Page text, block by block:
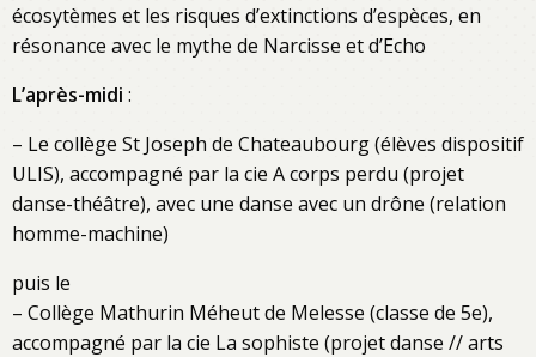
écosytèmes et les risques d’extinctions d’espèces, en
résonance avec le mythe de Narcisse et d’Echo
L’après-midi :
– Le collège St Joseph de Chateaubourg (élèves dispositif
ULIS), accompagné par la cie A corps perdu (projet
danse-théâtre), avec une danse avec un drône (relation
homme-machine)
puis le
– Collège Mathurin Méheut de Melesse (classe de 5e),
accompagné par la cie La sophiste (projet danse // arts